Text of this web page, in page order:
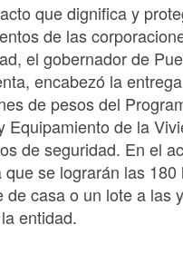
que dignifica y
de las
el gobernador de
encabezó la
de pesos del
Equipamiento de la
de seguridad. En el
se lograrán las
de casa o un lote a las
entidad.